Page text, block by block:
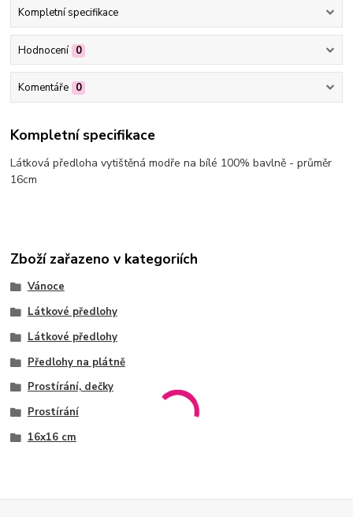
Kompletní specifikace
Hodnocení 0
Komentáře 0
Kompletní specifikace
Látková předloha vytištěná modře na bílé 100% bavlně - průměr
16cm
Zboží zařazeno v kategoriích
Vánoce
Látkové předlohy
Látkové předlohy
Předlohy na plátně
Prostírání, dečky
Prostírání
16x16 cm